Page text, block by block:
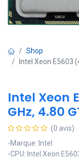
Shop
Intel Xeon E5603
Intel Xeon
GHz, 4.80
(0 avis)
-Marque: Intel
-CPU: Intel Xeon